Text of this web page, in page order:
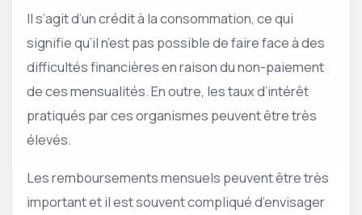
Il s’agit d’un crédit à la consommation, ce qui
signifie qu’il n’est pas possible de faire face à des
difficultés financières en raison du non-paiement
de ces mensualités. En outre, les taux d’intérêt
pratiqués par ces organismes peuvent être très
élevés.
Les remboursements mensuels peuvent être très
important et il est souvent compliqué d’envisager